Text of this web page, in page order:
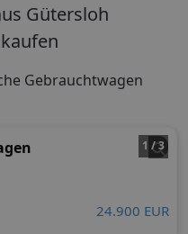
Gütersloh
Gebrauchtwagen
1 / 3
24.900 EUR